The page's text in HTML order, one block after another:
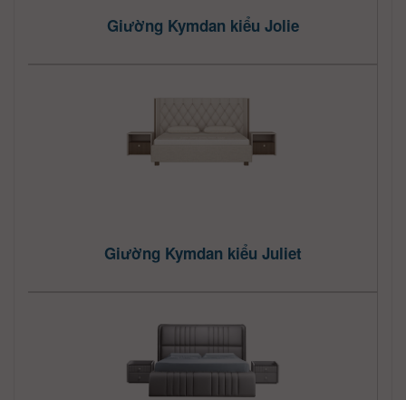
Giường Kymdan kiểu Jolie
Giường Kymdan kiểu Juliet